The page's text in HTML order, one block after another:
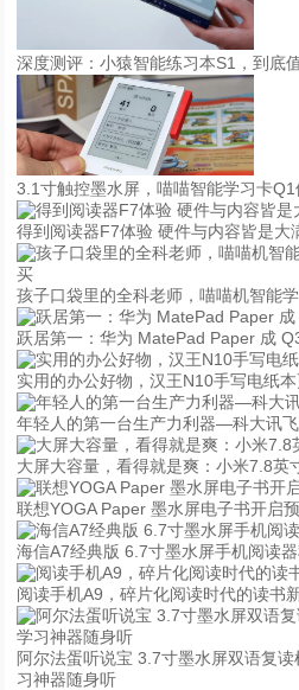
深度测评：小猿智能练习本S1，到底
3.1寸触控墨水屏，喵喵智能学习卡
得到阅读器F7体验 硬件与内容皆是大
孩子口袋里的全科老师，喵喵机智能
跃居第一：华为 MatePad Paper 成
实用的办公好物，汉王N10手写电纸
年轻人的第一台生产力利器—科大讯
大屏大容量，看得就是爽：小米7.8英
联想YOGA Paper 墨水屏电子书开启
海信A7经典版 6.7寸墨水屏手机阅读
阅读手机A9，碎片化阅读时代的读书
阿尔法蛋听说宝 3.7寸墨水屏双语复
习神器随身听